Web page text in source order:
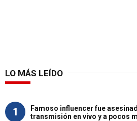
LO MÁS LEÍDO
1
Famoso influencer fue
transmisión en vivo y a pocos